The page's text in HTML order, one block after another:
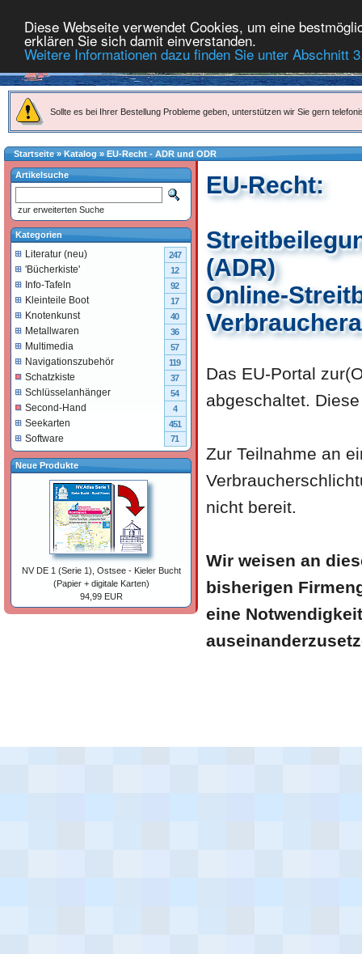
Diese Webseite verwendet Cookies, um eine
erklären Sie sich damit einverstanden.
Weitere Informationen dazu finden Sie unter Abschnitt
Sollte es bei Ihrer Bestellung Probleme geben, unterstützen wir Sie gern
Startseite»Katalog » EU-Recht - ADR und ODR
EU-Recht:
(ADR)
Online-
Das EU-Portal
abgeschaltet.
Zur Teilnahme an
nicht bereit.
Wir weisen an
bisherigen
eine
Artikelsuche
zur erweiterten Suche
Kategorien
Literatur (neu) 247
'Bücherkiste' 12
Info-Tafeln 92
Kleinteile Boot 17
Knotenkunst 40
Metallwaren 36
Multimedia 57
Navigationszubehör 119
Schatzkiste 37
Schlüsselanhänger 54
Second-Hand 4
Seekarten 451
Software 71
Neue Produkte
NV DE 1 (Serie 1), Ostsee - Kieler Bucht
(Papier + digitale Karten)
94,99 EUR